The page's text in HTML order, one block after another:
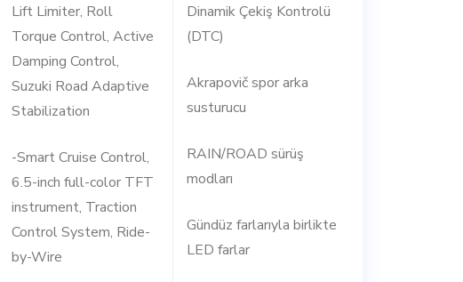
Lift Limiter, Roll
Torque Control, Active
Damping Control,
Suzuki Road Adaptive
Stabilization
-Smart Cruise Control,
6.5-inch full-color TFT
instrument, Traction
Control System, Ride-
by-Wire
Dinamik Çekiş Kontrolü
(DTC)
Akrapovič spor arka
susturucu
RAIN/ROAD sürüş
modları
Gündüz farlarıyla birlikte
LED farlar